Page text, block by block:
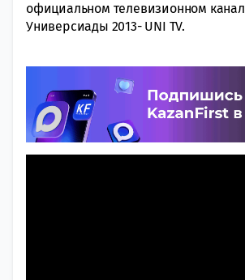
официальном телевизионном
Универсиады 2013- UNI TV.